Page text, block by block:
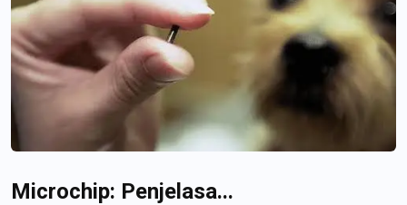
Microchip: Penjelasa...